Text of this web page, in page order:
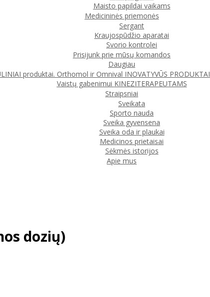
Maisto papildai vaikams
Medicininės priemonės
Sergant
Kraujospūdžio aparatai
Svorio kontrolei
Prisijunk prie mūsų komandos
Daugiau
produktai. Orthomol ir Omnival INOVATYVŪS PRODUKTAI
Vaistų gabenimui KINEZITERAPEUTAMS
Straipsniai
Sveikata
Sporto nauda
Sveika gyvensena
Sveika oda ir plaukai
Medicinos prietaisai
Sėkmės istorijos
Apie mus
dozių)